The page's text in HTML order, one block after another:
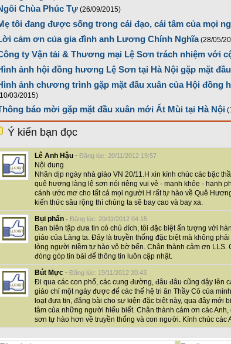
Chùa Phúc Tự (26/09/2015)
tôi đang được sống trong cái đạo, cái tâm của mọi
cảm ơn của gia đình anh Lương Chính Nghĩa (28/05/
ty Vận tải & Thương mại Lệ Sơn trách nhiệm với
ảnh hội đồng hương Lệ Sơn tại Hà Nội gặp mặt
ảnh chương trình gặp mặt đầu xuân của Hội đồng
03/2015)
báo mời gặp mặt đầu xuân mới Ất Mùi tại Hà Nội
Ý kiến bạn đọc
Lê Anh Hậu - Đăng lúc: 20/11/2012 19:57
Nội dung
Nhân dịp ngày nhà giáo VN 20/11.H xin kính chúc các bậc
quê hương làng lệ sơn nói riêng vui vẻ - mạnh khỏe - hạnh
cánh ước mơ cho tất cả mọi người.H rất tự hào về Quê
kiến thức sâu rộng thì chúng ta sẽ bay cao và bay xa.
Bụi phấn - Đăng lúc: 20/11/2012 04:15
Ban biên tập đưa tin có chủ đích, tôi đặc biệt ấn tượng với
giáo của Làng ta. Đây là truyền thống đặc biệt mà không
lòng người niềm tự hào vô bờ bến. Chân thành cảm ơn LLS.
đóng góp tin bài để thông tin luôn cập nhật.
Bút Mực - Đăng lúc: 19/11/2012 20:43
Đi qua các con phố, các cung đường, đâu đâu cũng dậy lên
giáo chỉ một ngày được để các thế hệ tri ân Thầy Cô của
loạt đưa tin, đăng bài cho sự kiện đặc biệt này, qua đây mới
tâm của những người hiểu biết. Chân thành cám ơn các
sơn tự hào hơn về truyền thống và con người. Kính chúc các